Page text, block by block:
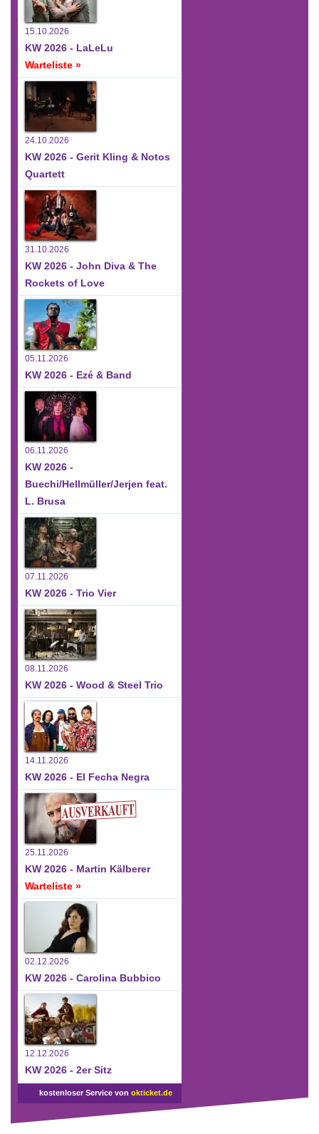
15.10.2026
KW 2026 - LaLeLu
Warteliste »
24.10.2026
KW 2026 - Gerit Kling & Notos
Quartett
31.10.2026
KW 2026 - John Diva & The
Rockets of Love
05.11.2026
KW 2026 - Ezé & Band
06.11.2026
KW 2026 -
Buechi/Hellmüller/Jerjen feat.
L. Brusa
07.11.2026
KW 2026 - Trio Vier
08.11.2026
KW 2026 - Wood & Steel Trio
14.11.2026
KW 2026 - El Fecha Negra
25.11.2026
KW 2026 - Martin Kälberer
Warteliste »
02.12.2026
KW 2026 - Carolina Bubbico
12.12.2026
KW 2026 - 2er Sitz
kostenloser Service von okticket.de